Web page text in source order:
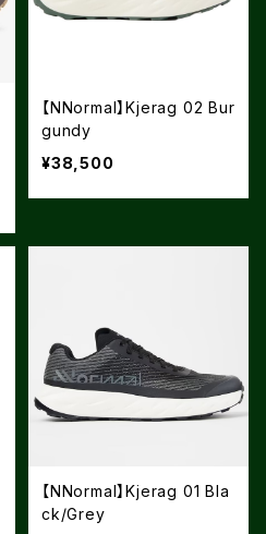
【NNormal】Kjerag 02 Bur
gundy
¥38,500
【NNormal】Kjerag 01 Bla
ck/Grey